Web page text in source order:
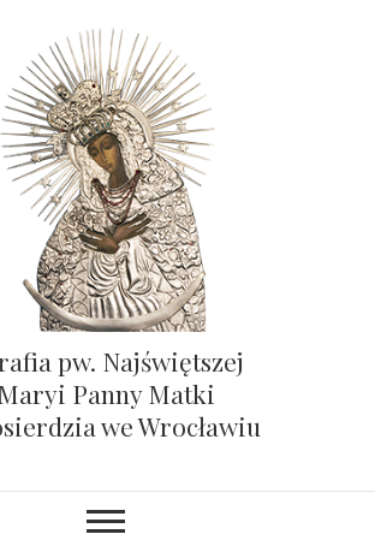
pw. Najświętszej
Panny Matki
we Wrocławiu